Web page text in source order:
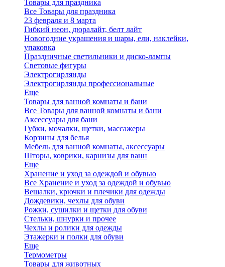
Товары для праздника
Все Товары для праздника
23 февраля и 8 марта
Гибкий неон, дюралайт, белт лайт
Новогодние украшения и шары, ели, наклейки,
упаковка
Праздничные светильники и диско-лампы
Световые фигуры
Электрогирлянды
Электрогирлянды профессиональные
Еще
Товары для ванной комнаты и бани
Все Товары для ванной комнаты и бани
Аксессуары для бани
Губки, мочалки, щетки, массажеры
Корзины для белья
Мебель для ванной комнаты, аксессуары
Шторы, коврики, карнизы для ванн
Еще
Хранение и уход за одеждой и обувью
Все Хранение и уход за одеждой и обувью
Вешалки, крючки и плечики для одежды
Дождевики, чехлы для обуви
Рожки, сушилки и щетки для обуви
Стельки, шнурки и прочее
Чехлы и ролики для одежды
Этажерки и полки для обуви
Еще
Термометры
Товары для животных